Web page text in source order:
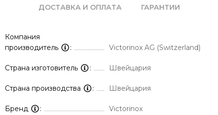
ДОСТАВКА И ОПЛАТА ГАРАНТИИ
Компания
производитель
Victorinox AG (Switzerland)
Страна изготовитель Швейцария
Страна производства Швейцария
Бренд Victorinox